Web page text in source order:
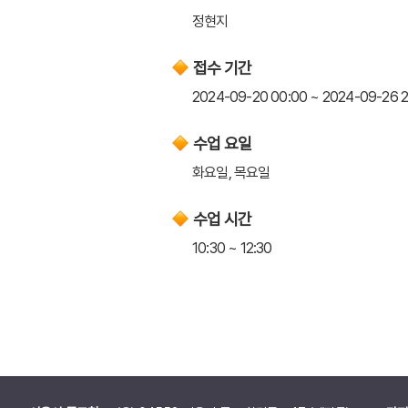
정현지
접수 기간
2024-09-20 00:00 ~ 2024-09-26
수업 요일
화요일, 목요일
수업 시간
10:30 ~ 12:30